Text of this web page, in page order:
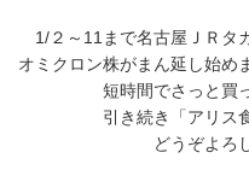
代表の有
1/２～11まで名古屋ＪＲタ
オミクロン株がまん延し始め
短時間でさっと買って
引き続き「アリス食
どうぞよろしくお